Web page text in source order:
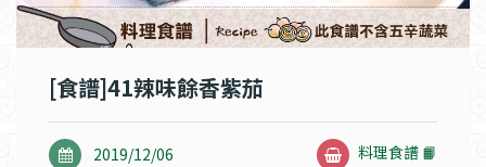
[食譜]41辣味餘香紫茄
2019/12/06 料理食譜 📙